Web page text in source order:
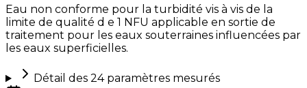
Eau non conforme pour la turbidité vis à vis de la
limite de qualité d e 1 NFU applicable en sortie de
traitement pour les eaux souterraines influencées par
les eaux superficielles.
Détail des 24paramètres mesurés